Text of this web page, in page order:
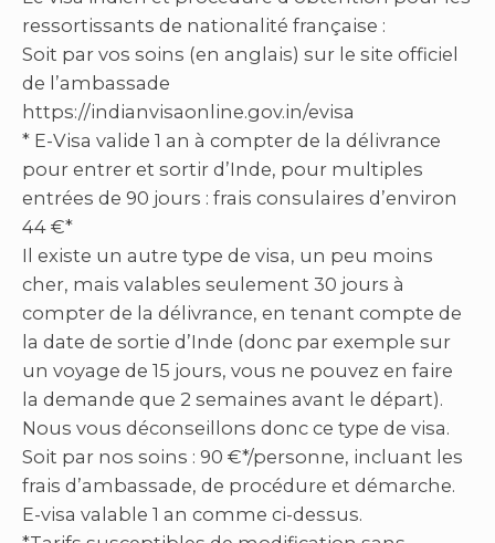
ressortissants de nationalité française :
Soit par vos soins (en anglais) sur le site officiel
de l’ambassade
https://indianvisaonline.gov.in/evisa
* E-Visa valide 1 an à compter de la délivrance
pour entrer et sortir d’Inde, pour multiples
entrées de 90 jours : frais consulaires d’environ
44 €*
Il existe un autre type de visa, un peu moins
cher, mais valables seulement 30 jours à
compter de la délivrance, en tenant compte de
la date de sortie d’Inde (donc par exemple sur
un voyage de 15 jours, vous ne pouvez en faire
la demande que 2 semaines avant le départ).
Nous vous déconseillons donc ce type de visa.
Soit par nos soins : 90 €*/personne, incluant les
frais d’ambassade, de procédure et démarche.
E-visa valable 1 an comme ci-dessus.